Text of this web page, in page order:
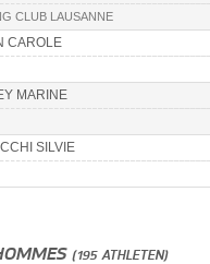
CLUB LAUSANNE
CAROLE
MARINE
SILVIE
(195 ATHLETEN)